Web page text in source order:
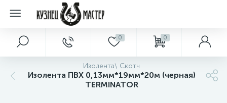
0 0
Изолента\ Скотч
Изолента ПВХ 0,13мм*19мм*20м (черная)
TERMINATOR